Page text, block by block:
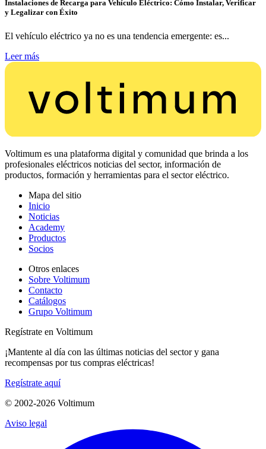
Instalaciones de Recarga para Vehículo Eléctrico: Cómo Instalar, Verificar
y Legalizar con Éxito
El vehículo eléctrico ya no es una tendencia emergente: es...
Leer más
Voltimum es una plataforma digital y comunidad que brinda a los
profesionales eléctricos noticias del sector, información de
productos, formación y herramientas para el sector eléctrico.
Mapa del sitio
Inicio
Noticias
Academy
Productos
Socios
Otros enlaces
Sobre Voltimum
Contacto
Catálogos
Grupo Voltimum
Regístrate en Voltimum
¡Mantente al día con las últimas noticias del sector y gana
recompensas por tus compras eléctricas!
Regístrate aquí
© 2002-2026 Voltimum
Aviso legal